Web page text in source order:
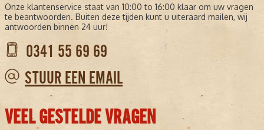
Onze klantenservice staat van 10:00 to 16:00 klaar om uw vragen
te beantwoorden. Buiten deze tijden kunt u uiteraard mailen, wij
antwoorden binnen 24 uur!
0341 55 69 69
STUUR EEN EMAIL
VEEL GESTELDE VRAGEN